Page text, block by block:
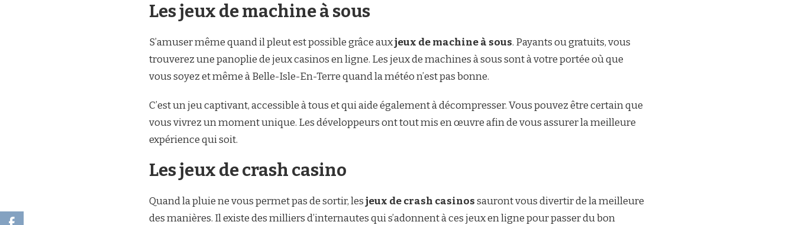
Les jeux de machine à sous
S’amuser même quand il pleut est possible grâce auxjeux de machine à sous. Payants ou gratuits, vous
trouverez une panoplie de jeux casinos en ligne. Les jeux de machines à sous sont à votre portée où que
vous soyez et même à Belle-Isle-En-Terre quand la météo n’est pas bonne.
C’est un jeu captivant, accessible à tous et qui aide également à décompresser. Vous pouvez être certain que
vous vivrez un moment unique. Les développeurs ont tout mis en œuvre afin de vous assurer la meilleure
expérience qui soit.
Les jeux de crash casino
Quand la pluie ne vous permet pas de sortir, lesjeux de crash casinossauront vous divertir de la meilleure
des manières. Il existe des milliers d’internautes qui s’adonnent à ces jeux en ligne pour passer du bon